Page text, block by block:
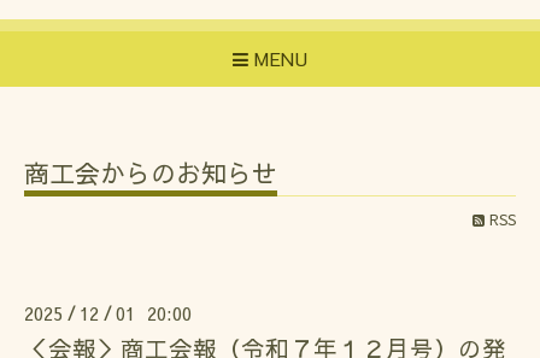
MENU
商工会からのお知らせ
RSS
2025 / 12 /01 20:00
＜会報＞商工会報（令和７年１２月号）の発